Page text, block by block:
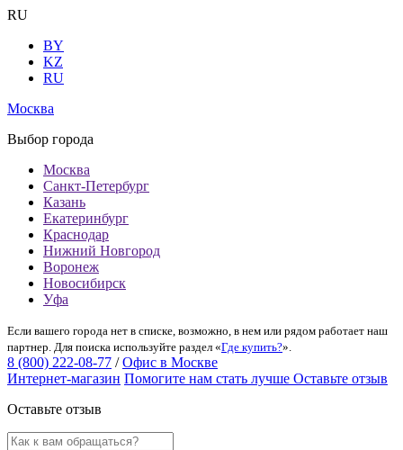
RU
BY
KZ
RU
Москва
Выбор города
Москва
Санкт-Петербург
Казань
Екатеринбург
Краснодар
Нижний Новгород
Воронеж
Новосибирск
Уфа
Если вашего города нет в списке, возможно, в нем или рядом работает наш
партнер. Для поиска используйте раздел «Где купить?».
8 (800) 222-08-77 / Офис в Москве
Интернет-магазин Помогите нам стать лучше Оставьте отзыв
Оставьте отзыв